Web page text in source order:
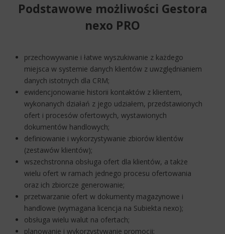
Podstawowe możliwości Gestora
nexo PRO
przechowywanie i łatwe wyszukiwanie z każdego
miejsca w systemie danych klientów z uwzględnianiem
danych istotnych dla CRM;
ewidencjonowanie historii kontaktów z klientem,
wykonanych działań z jego udziałem, przedstawionych
ofert i procesów ofertowych, wystawionych
dokumentów handlowych;
definiowanie i wykorzystywanie zbiorów klientów
(zestawów klientów);
wszechstronna obsługa ofert dla klientów, a także
wielu ofert w ramach jednego procesu ofertowania
oraz ich zbiorcze generowanie;
przetwarzanie ofert w dokumenty magazynowe i
handlowe (wymagana licencja na Subiekta nexo);
obsługa wielu walut na ofertach;
planowanie i wykorzystywanie promocji;